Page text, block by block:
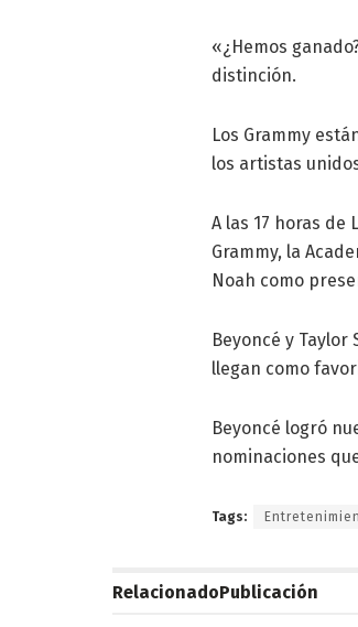
«¿Hemos
distinción.
Los Grammy
los artistas
A las 17 horas de
Grammy, la
Noah como
Beyoncé y
llegan como
Beyoncé logró
nominaciones
Tags:
RelacionadoPublicación